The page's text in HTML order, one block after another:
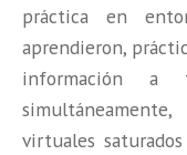
práctica en
aprendieron,
información a
virtuales